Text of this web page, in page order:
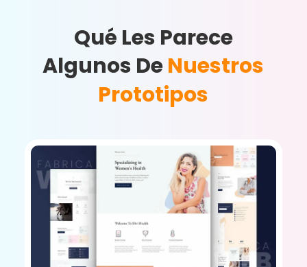
Qué Les Parece
Algunos DeNuestros
Prototipos